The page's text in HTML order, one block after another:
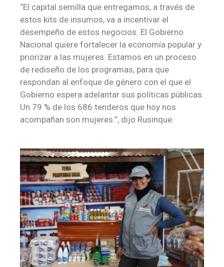
“El capital semilla que entregamos, a través de
estos kits de insumos, va a incentivar el
desempeño de estos negocios. El Gobierno
Nacional quiere fortalecer la economía popular y
priorizar a las mujeres. Estamos en un proceso
de rediseño de los programas, para que
respondan al enfoque de género con el que el
Gobierno espera adelantar sus políticas públicas.
Un 79 % de los 686 tenderos que hoy nos
acompañan son mujeres.”, dijo Rusinque.